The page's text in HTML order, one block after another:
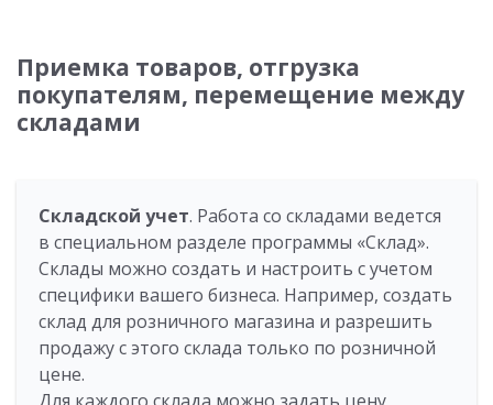
Приемка товаров, отгрузка
покупателям, перемещение между
складами
Складской учет. Работа со складами ведется
в специальном разделе программы «Склад».
Склады можно создать и настроить с учетом
специфики вашего бизнеса. Например, создать
склад для розничного магазина и разрешить
продажу с этого склада только по розничной
цене.